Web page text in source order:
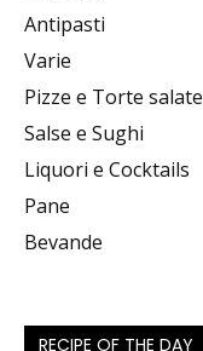
Antipasti
Varie
Pizze e Torte salate
Salse e Sughi
Liquori e Cocktails
Pane
Bevande
RECIPE OF THE DAY